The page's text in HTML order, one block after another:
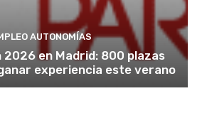
AUTONOMÍAS
2026 en Madrid: 800 plazas
experiencia este verano